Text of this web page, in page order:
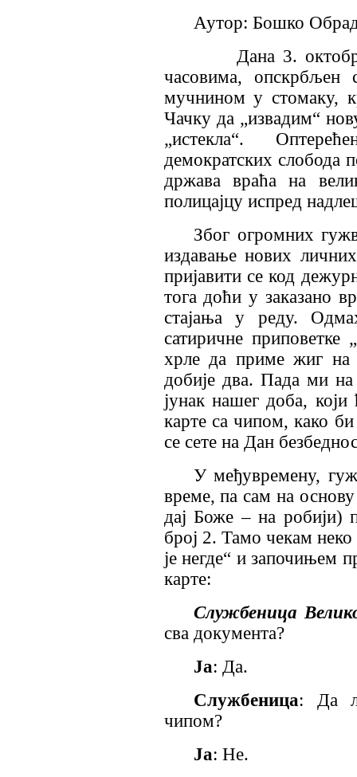
Аутор: Бошко
Дана 3. октобра
часовима, опскрбљен
мучнином у стомаку,
Чачку да „извадим“
„истекла“.
демократских слобода
држава враћа на
полицајцу испред
Због огромних
издавање нових
пријавити се код
тога доћи у заказано
стајања у реду.
сатиричне приповетке
хрле да приме жиг на
добије два. Пада ми
јунак нашег доба,
карте са чипом, како
се сете на Дан
У међувремену,
време, па сам на
дај Боже – на робији)
број 2. Тамо чекам неко
је негде“ и започињем
карте:
Службеница
сва документа?
Ја: Да.
Службеница: Да
чипом?
Ја: Не.